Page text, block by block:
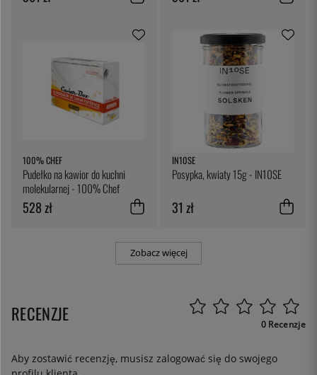
100% CHEF
Pudełko na kawior do kuchni
molekularnej - 100% Chef
528 zł
IN10SE
Posypka, kwiaty 15g - IN10SE
31 zł
Zobacz więcej
RECENZJE 0 Recenzje
Aby zostawić recenzję, musisz zalogować się do swojego